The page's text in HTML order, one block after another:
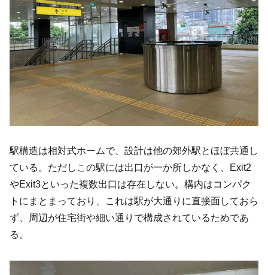
駅構造は相対式ホームで、設計は他の郊外駅とほぼ共通し
ている。ただしこの駅には出口が一か所しかなく、Exit2
やExit3といった複数出口は存在しない。構内はコンパク
トにまとまっており、これは駅が大通りに直接面しておら
ず、周辺が住宅街や細い通りで構成されているためであ
る。